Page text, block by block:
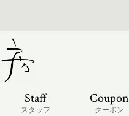
Staff
スタッフ
Coupon
クーポン